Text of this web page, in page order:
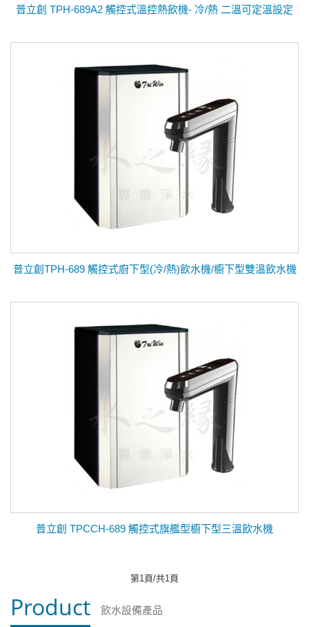
普立創 TPH-689A2 觸控式溫控熱飲機- 冷/熱 二溫可定溫設定
普立創TPH-689 觸控式廚下型(冷/熱)飲水機/櫥下型雙溫飲水機
普立創 TPCCH-689 觸控式旗艦型櫥下型三溫飲水機
第1頁/共1頁
Product 飲水設備產品